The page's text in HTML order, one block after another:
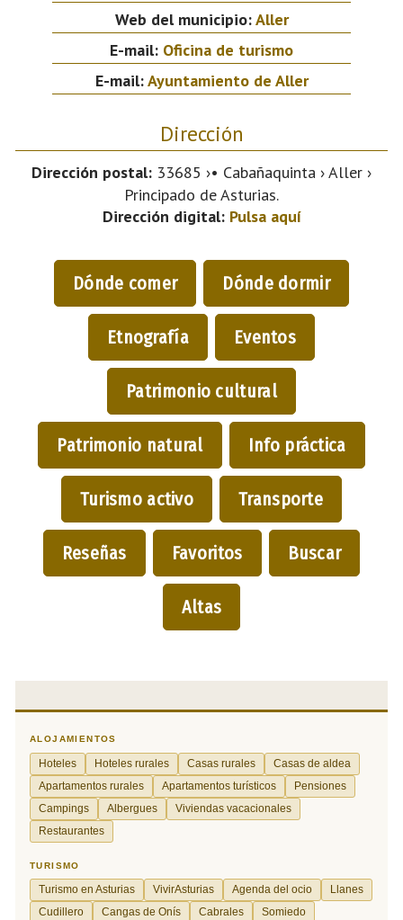
Web del municipio:Aller
E-mail: Oficina de turismo
E-mail:Ayuntamiento de Aller
Dirección
Dirección postal: 33685 ›• Cabañaquinta › Aller ›
Principado de Asturias.
Dirección digital: Pulsa aquí
Dónde comer Dónde dormir
Etnografía Eventos
Patrimonio cultural
Patrimonio natural Info práctica
Turismo activo Transporte
Reseñas Favoritos Buscar
Altas